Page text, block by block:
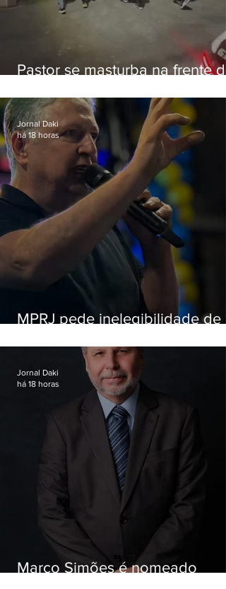
Pastor se masturba na frente de
MPRJ pede inelegibilidade de
Jornal Daki
há 18 horas
Marco Simões é nomeado
Jornal Daki
há 18 horas